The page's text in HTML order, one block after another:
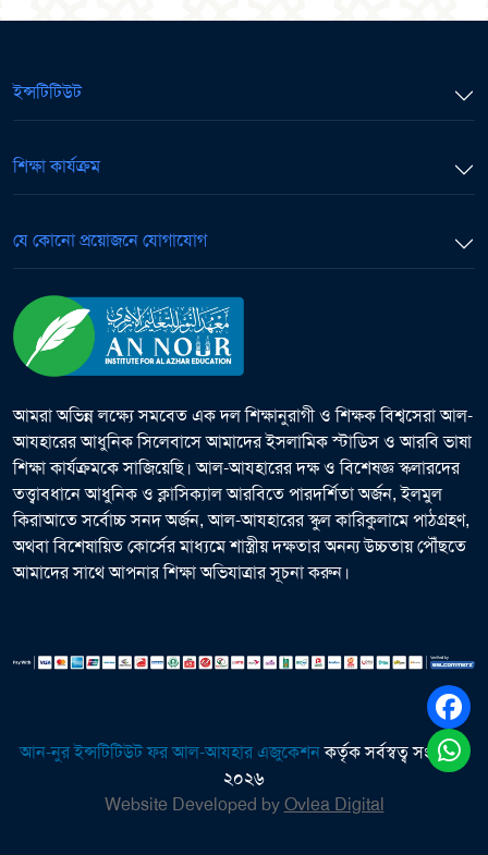
ইন্সটিটিউট
শিক্ষা কার্যক্রম
যে কোনো প্রয়োজনে যোগাযোগ
আমরা অভিন্ন লক্ষ্যে সমবেত এক দল শিক্ষানুরাগী ও শিক্ষক বিশ্বসেরা আল-
আযহারের আধুনিক সিলেবাসে আমাদের ইসলামিক স্টাডিস ও আরবি ভাষা
শিক্ষা কার্যক্রমকে সাজিয়েছি। আল-আযহারের দক্ষ ও বিশেষজ্ঞ স্কলারদের
তত্ত্বাবধানে আধুনিক ও ক্লাসিক্যাল আরবিতে পারদর্শিতা অর্জন, ইলমুল
কিরাআতে সর্বোচ্চ সনদ অর্জন, আল-আযহারের স্কুল কারিকুলামে পাঠগ্রহণ,
অথবা বিশেষায়িত কোর্সের মাধ্যমে শাস্ত্রীয় দক্ষতার অনন্য উচ্চতায় পৌঁছতে
আমাদের সাথে আপনার শিক্ষা অভিযাত্রার সূচনা করুন।
আন-নুর ইন্সটিটিউট ফর আল-আযহার এজুকেশনকর্তৃক সর্বস্বত্ব সংরক্ষিত
২০২৬
Website Developed byOvlea Digital